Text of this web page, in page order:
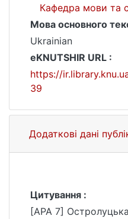
Кафедра мови та
Мова основного
Ukrainian
eKNUTSHIR URL :
https://
39
Додаткові дані
Цитування :
[APA 7]